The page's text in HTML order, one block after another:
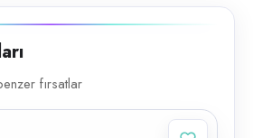
fırsatlar